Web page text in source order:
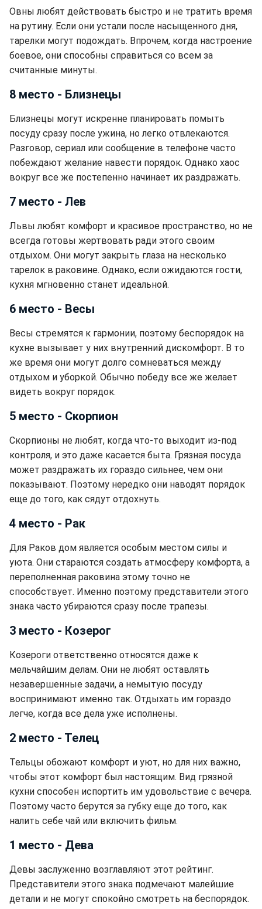
Овны любят действовать быстро и не тратить время
на рутину. Если они устали после насыщенного дня,
тарелки могут подождать. Впрочем, когда настроение
боевое, они способны справиться со всем за
считанные минуты.
8 место - Близнецы
Близнецы могут искренне планировать помыть
посуду сразу после ужина, но легко отвлекаются.
Разговор, сериал или сообщение в телефоне часто
побеждают желание навести порядок. Однако хаос
вокруг все же постепенно начинает их раздражать.
7 место - Лев
Львы любят комфорт и красивое пространство, но не
всегда готовы жертвовать ради этого своим
отдыхом. Они могут закрыть глаза на несколько
тарелок в раковине. Однако, если ожидаются гости,
кухня мгновенно станет идеальной.
6 место - Весы
Весы стремятся к гармонии, поэтому беспорядок на
кухне вызывает у них внутренний дискомфорт. В то
же время они могут долго сомневаться между
отдыхом и уборкой. Обычно победу все же желает
видеть вокруг порядок.
5 место - Скорпион
Скорпионы не любят, когда что-то выходит из-под
контроля, и это даже касается быта. Грязная посуда
может раздражать их гораздо сильнее, чем они
показывают. Поэтому нередко они наводят порядок
еще до того, как сядут отдохнуть.
4 место - Рак
Для Раков дом является особым местом силы и
уюта. Они стараются создать атмосферу комфорта, а
переполненная раковина этому точно не
способствует. Именно поэтому представители этого
знака часто убираются сразу после трапезы.
3 место - Козерог
Козероги ответственно относятся даже к
мельчайшим делам. Они не любят оставлять
незавершенные задачи, а немытую посуду
воспринимают именно так. Отдыхать им гораздо
легче, когда все дела уже исполнены.
2 место - Телец
Тельцы обожают комфорт и уют, но для них важно,
чтобы этот комфорт был настоящим. Вид грязной
кухни способен испортить им удовольствие с вечера.
Поэтому часто берутся за губку еще до того, как
налить себе чай или включить фильм.
1 место - Дева
Девы заслуженно возглавляют этот рейтинг.
Представители этого знака подмечают малейшие
детали и не могут спокойно смотреть на беспорядок.